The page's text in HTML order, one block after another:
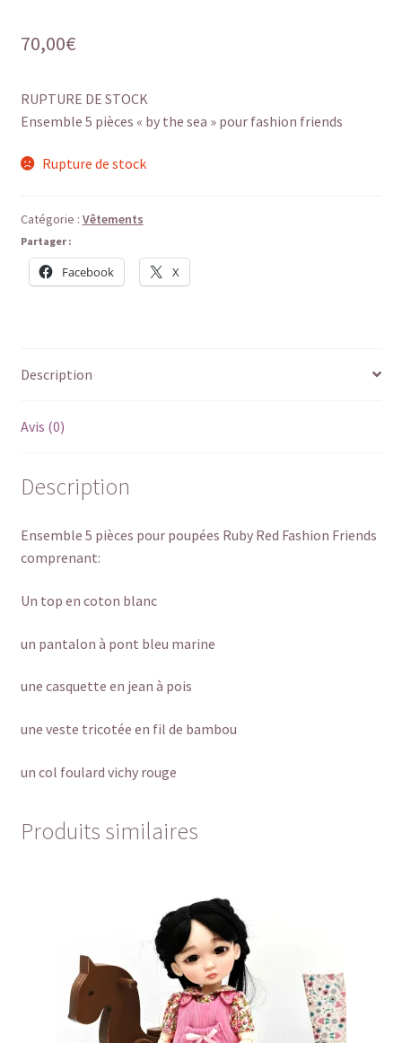
70,00€
RUPTURE DE STOCK
Ensemble 5 pièces « by the sea » pour fashion friends
Rupture de stock
Catégorie : Vêtements
Partager :
Facebook X
Description
Avis (0)
Description
Ensemble 5 pièces pour poupées Ruby Red Fashion Friends
comprenant:
Un top en coton blanc
un pantalon à pont bleu marine
une casquette en jean à pois
une veste tricotée en fil de bambou
un col foulard vichy rouge
Produits similaires